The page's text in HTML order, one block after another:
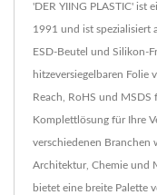
'DER YIING PLASTIC' ist
1991 und ist spezialisiert
ESD-Beutel und Silikon-
hitzeversiegelbaren Folie
Reach, RoHS und MSDS
Komplettlösung für Ihre
verschiedenen Branchen
Architektur, Chemie und
bietet eine breite Palette